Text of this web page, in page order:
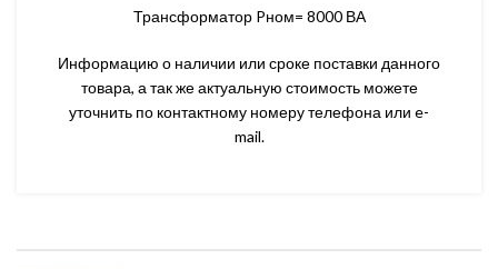
Трансформатор Pном= 8000 ВА
Информацию о наличии или сроке поставки данного
товара, а так же актуальную стоимость можете
уточнить по контактному номеру телефона или e-
mail.